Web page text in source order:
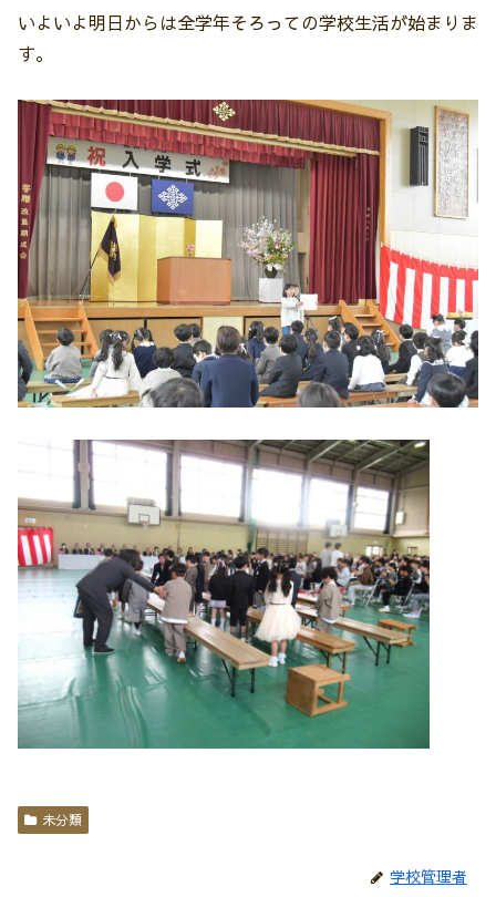
いよいよ明日からは全学年そろっての学校生活が始まりま
す。
未分類
学校管理者